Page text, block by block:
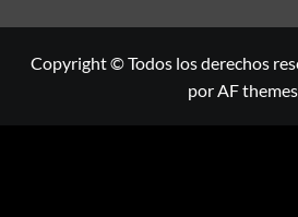
Copyright © Todos los derechos
por AF